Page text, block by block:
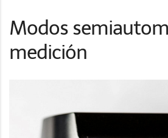
Modos
medición